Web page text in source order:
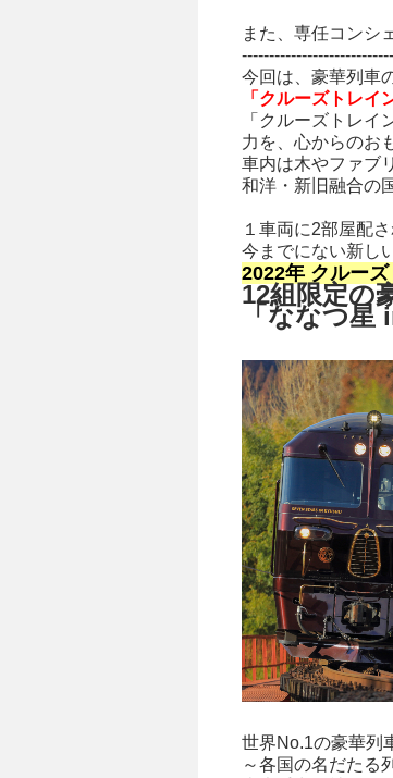
また、専任コンシ
今回は、豪華列車
「クルーズトレイ
「クルーズトレ
力を、心からのお
車内は木やファブ
和洋・新旧融合の
１車両に2部屋配
今までにない新し
2022年 クルー
12組限定の
「ななつ
世界No.1の豪華列
～各国の名だたる